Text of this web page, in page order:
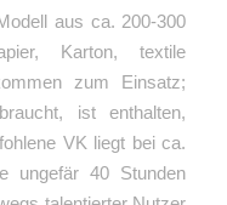
aus ca. 200-300
Karton, textile
zum Einsatz;
ist enthalten,
VK liegt bei ca.
ungefär 40 Stunden